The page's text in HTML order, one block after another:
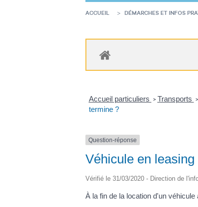
ACCUEIL DÉMARCHES ET INFOS
Accueil particuliers > Transports >
termine ?
Question-réponse
Véhicule en
Vérifié le 31/03/2020 - Direction de
À la fin de la location d'un